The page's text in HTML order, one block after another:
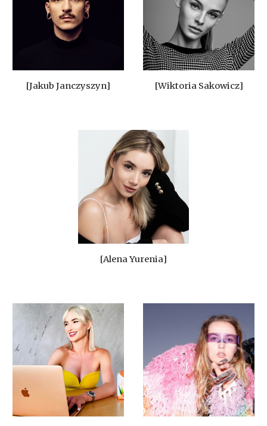
[Jakub Janczyszyn] [Wiktoria Sakowicz]
[Alena Yurenia]